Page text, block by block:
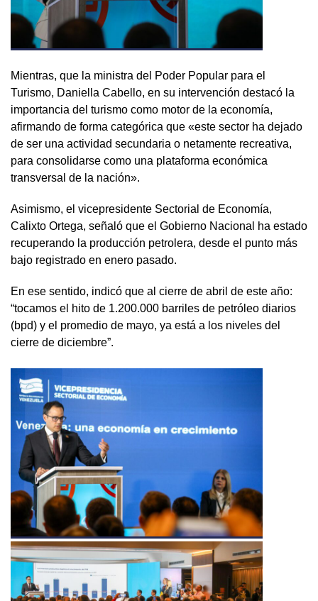
Mientras, que la ministra del Poder Popular para el
Turismo, Daniella Cabello, en su intervención destacó la
importancia del turismo como motor de la economía,
afirmando de forma categórica que «este sector ha dejado
de ser una actividad secundaria o netamente recreativa,
para consolidarse como una plataforma económica
transversal de la nación».
Asimismo, el vicepresidente Sectorial de Economía,
Calixto Ortega, señaló que el Gobierno Nacional ha estado
recuperando la producción petrolera, desde el punto más
bajo registrado en enero pasado.
En ese sentido, indicó que al cierre de abril de este año:
“tocamos el hito de 1.200.000 barriles de petróleo diarios
(bpd) y el promedio de mayo, ya está a los niveles del
cierre de diciembre”.